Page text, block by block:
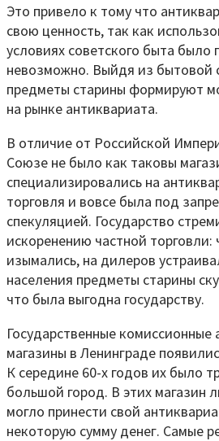
Это привело к тому что
свою ценность, так как
условиях советского быта было
невозможно. Выйдя из бытовой
предметы старины формируют
на рынке антиквариата.
В отличие от Российской
Союзе не было как таковы
специализировались на
торговля и вовсе была под
спекуляцией. Государство
искоренению частной
изымались, на дилеров
населения предметы старины
что была выгодна государству.
Государственные комиссионные
магазины в Ленинграде
К середине 60-х годов их было
большой город. В этих магазин
могло принести свой
некоторую сумму денег. Самые